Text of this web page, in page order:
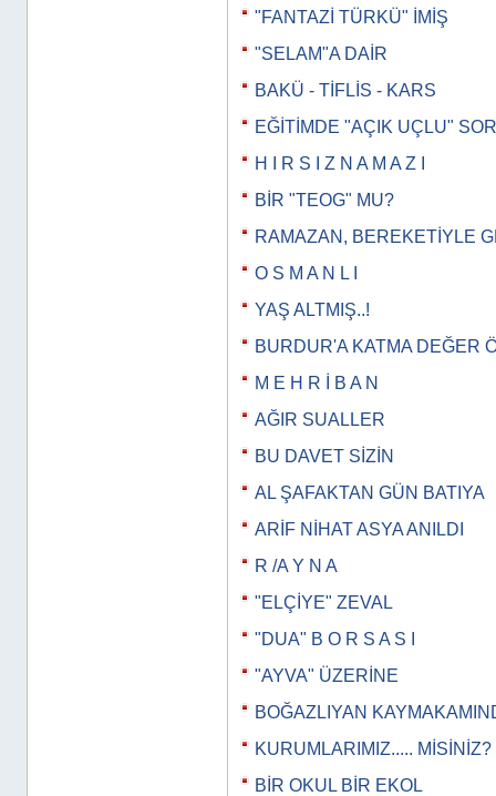
"FANTAZİ TÜRKÜ" İMİŞ
"SELAM"A DAİR
BAKÜ - TİFLİS - KARS
EĞİTİMDE "AÇIK UÇLU"
H I R S I Z N A M A Z I
BİR "TEOG" MU?
RAMAZAN, BEREKETİYLE
O S M A N L I
YAŞ ALTMIŞ..!
BURDUR'A KATMA DEĞER
M E H R İ B A N
AĞIR SUALLER
BU DAVET SİZİN
AL ŞAFAKTAN GÜN BATIYA
ARİF NİHAT ASYA ANILDI
R /A Y N A
"ELÇİYE" ZEVAL
"DUA" B O R S A S I
"AYVA" ÜZERİNE
BOĞAZLIYAN
KURUMLARIMIZ..... MİSİNİZ?
BİR OKUL BİR EKOL